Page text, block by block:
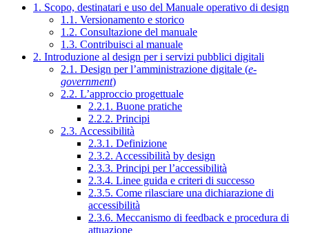
1. Scopo, destinatari e uso del Manuale operativo di design
1.1. Versionamento e storico
1.2. Consultazione del manuale
1.3. Contribuisci al manuale
2. Introduzione al design per i servizi pubblici digitali
2.1. Design per l’amministrazione digitale (e-
government)
2.2. L’approccio progettuale
2.2.1. Buone pratiche
2.2.2. Principi
2.3. Accessibilità
2.3.1. Definizione
2.3.2. Accessibilità by design
2.3.3. Principi per l’accessibilità
2.3.4. Linee guida e criteri di successo
2.3.5. Come rilasciare una dichiarazione di
accessibilità
2.3.6. Meccanismo di feedback e procedura di
attuazione